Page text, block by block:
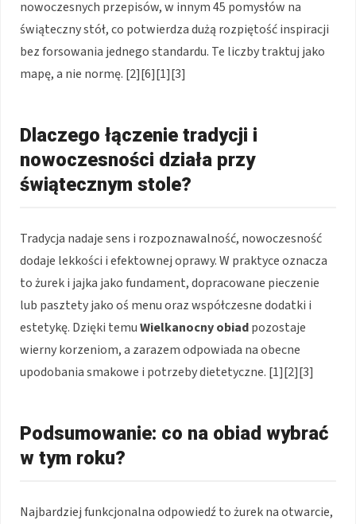
nowoczesnych przepisów, w innym 45 pomysłów na
świąteczny stół, co potwierdza dużą rozpiętość inspiracji
bez forsowania jednego standardu. Te liczby traktuj jako
mapę, a nie normę. [2][6][1][3]
Dlaczego łączenie tradycji i
nowoczesności działa przy
świątecznym stole?
Tradycja nadaje sens i rozpoznawalność, nowoczesność
dodaje lekkości i efektownej oprawy. W praktyce oznacza
to żurek i jajka jako fundament, dopracowane pieczenie
lub pasztety jako oś menu oraz współczesne dodatki i
estetykę. Dzięki temuWielkanocny obiadpozostaje
wierny korzeniom, a zarazem odpowiada na obecne
upodobania smakowe i potrzeby dietetyczne. [1][2][3]
Podsumowanie: co na obiad wybrać
w tym roku?
Najbardziej funkcjonalna odpowiedź to żurek na otwarcie,